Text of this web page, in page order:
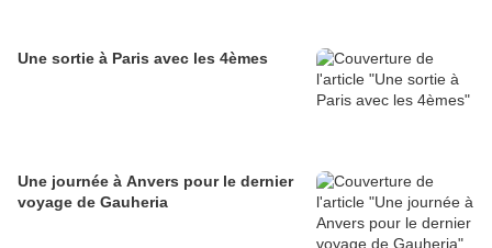
Une sortie à Paris avec les 4èmes
Une journée à Anvers pour le dernier
voyage de Gauheria